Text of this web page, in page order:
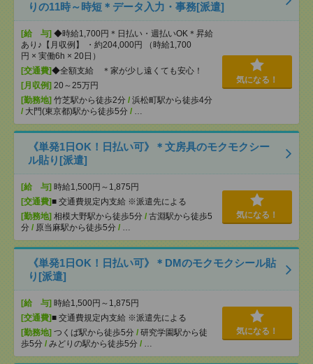
りの11時～時短＊データ入力・事務[派遣]
[給 与] ◆時給1,700円＊日払い・週払いOK＊昇給
あり♪【月収例】 ・約204,000円 （時給1,700
円 × 実働6h × 20日）
[交通費]◆全額支給 ＊家が少し遠くても安心！
[月収例] 20～25万円
[勤務地] 竹芝駅から徒歩2分 / 浜松町駅から徒歩4分
/ 大門(東京都)駅から徒歩5分 / …
気になる！
《単発1日OK！日払い可》＊文房具のモクモクシー
ル貼り[派遣]
[給 与] 時給1,500円～1,875円
[交通費]■ 交通費規定内支給 ※派遣先による
[勤務地] 相模大野駅から徒歩5分 / 古淵駅から徒歩5
分 / 原当麻駅から徒歩5分 / …
気になる！
《単発1日OK！日払い可》＊DMのモクモクシール貼
り[派遣]
[給 与] 時給1,500円～1,875円
[交通費]■ 交通費規定内支給 ※派遣先による
[勤務地] つくば駅から徒歩5分 / 研究学園駅から徒
歩5分 / みどりの駅から徒歩5分 / …
気になる！